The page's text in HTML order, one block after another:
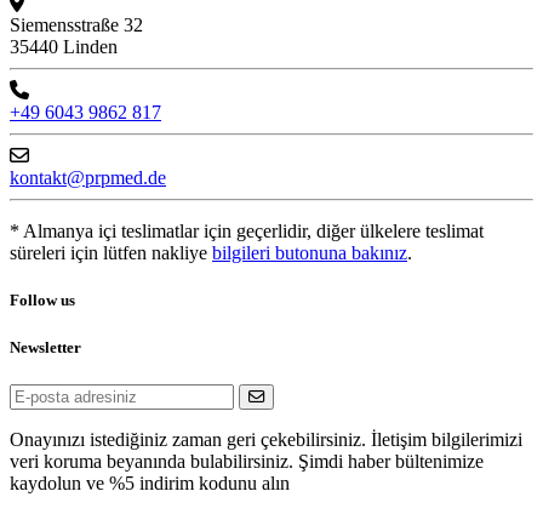
Siemensstraße 32
35440 Linden
+49 6043 9862 817
kontakt@prpmed.de
* Almanya içi teslimatlar için geçerlidir, diğer ülkelere teslimat
süreleri için lütfen nakliye bilgileri butonuna bakınız.
Follow us
Newsletter
Onayınızı istediğiniz zaman geri çekebilirsiniz. İletişim bilgilerimizi
veri koruma beyanında bulabilirsiniz. Şimdi haber bültenimize
kaydolun ve %5 indirim kodunu alın